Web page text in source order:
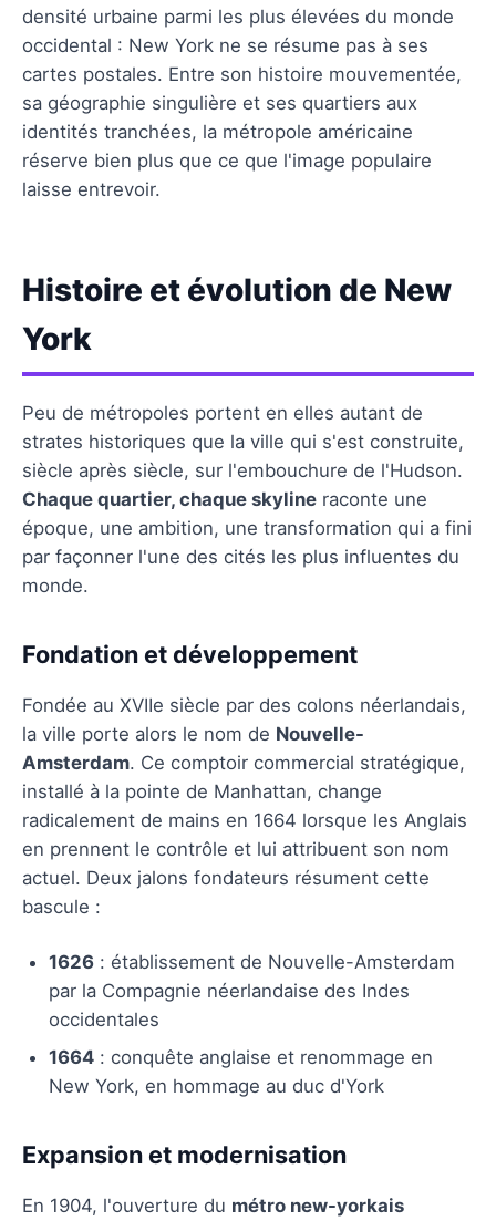
Vie quotidienne à New York
Économie et affaires à New York
Questions fréquentes
densité urbaine parmi les plus élevées du monde
occidental : New York ne se résume pas à ses
cartes postales. Entre son histoire mouvementée,
sa géographie singulière et ses quartiers aux
identités tranchées, la métropole américaine
réserve bien plus que ce que l'image populaire
laisse entrevoir.
Histoire et évolution de New
York
Peu de métropoles portent en elles autant de
strates historiques que la ville qui s'est construite,
siècle après siècle, sur l'embouchure de l'Hudson.
Chaque quartier, chaque skyline raconte une
époque, une ambition, une transformation qui a fini
par façonner l'une des cités les plus influentes du
monde.
Fondation et développement
Fondée au XVIIe siècle par des colons néerlandais,
la ville porte alors le nom de Nouvelle-
Amsterdam. Ce comptoir commercial stratégique,
installé à la pointe de Manhattan, change
radicalement de mains en 1664 lorsque les Anglais
en prennent le contrôle et lui attribuent son nom
actuel. Deux jalons fondateurs résument cette
bascule :
1626 : établissement de Nouvelle-Amsterdam
par la Compagnie néerlandaise des Indes
occidentales
1664 : conquête anglaise et renommage en
New York, en hommage au duc d'York
Expansion et modernisation
En 1904, l'ouverture du métro new-yorkais